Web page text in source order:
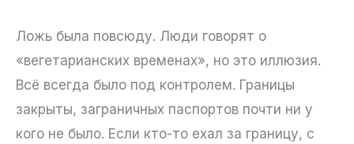
Ложь была повсюду. Люди говорят о
«вегетарианских временах», но это иллюзия.
Всё всегда было под контролем. Границы
закрыты, заграничных паспортов почти ни у
кого не было. Если кто-то ехал за границу, с